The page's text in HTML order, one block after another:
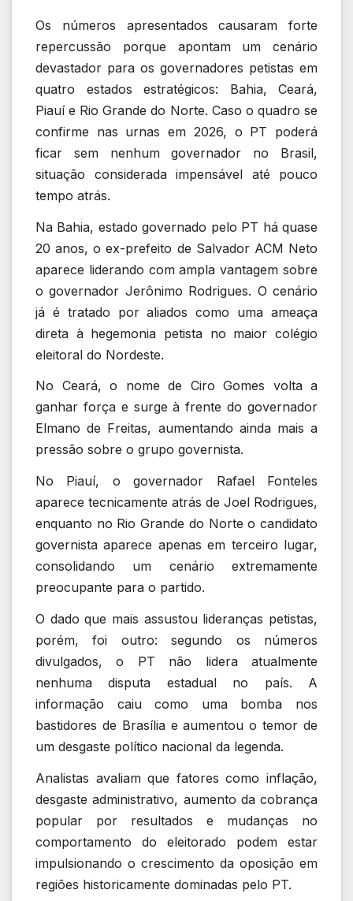
Os números apresentados causaram forte
repercussão porque apontam um cenário
devastador para os governadores petistas em
quatro estados estratégicos: Bahia, Ceará,
Piauí e Rio Grande do Norte. Caso o quadro se
confirme nas urnas em 2026, o PT poderá
ficar sem nenhum governador no Brasil,
situação considerada impensável até pouco
tempo atrás.
Na Bahia, estado governado pelo PT há quase
20 anos, o ex-prefeito de Salvador ACM Neto
aparece liderando com ampla vantagem sobre
o governador Jerônimo Rodrigues. O cenário
já é tratado por aliados como uma ameaça
direta à hegemonia petista no maior colégio
eleitoral do Nordeste.
No Ceará, o nome de Ciro Gomes volta a
ganhar força e surge à frente do governador
Elmano de Freitas, aumentando ainda mais a
pressão sobre o grupo governista.
No Piauí, o governador Rafael Fonteles
aparece tecnicamente atrás de Joel Rodrigues,
enquanto no Rio Grande do Norte o candidato
governista aparece apenas em terceiro lugar,
consolidando um cenário extremamente
preocupante para o partido.
O dado que mais assustou lideranças petistas,
porém, foi outro: segundo os números
divulgados, o PT não lidera atualmente
nenhuma disputa estadual no país. A
informação caiu como uma bomba nos
bastidores de Brasília e aumentou o temor de
um desgaste político nacional da legenda.
Analistas avaliam que fatores como inflação,
desgaste administrativo, aumento da cobrança
popular por resultados e mudanças no
comportamento do eleitorado podem estar
impulsionando o crescimento da oposição em
regiões historicamente dominadas pelo PT.